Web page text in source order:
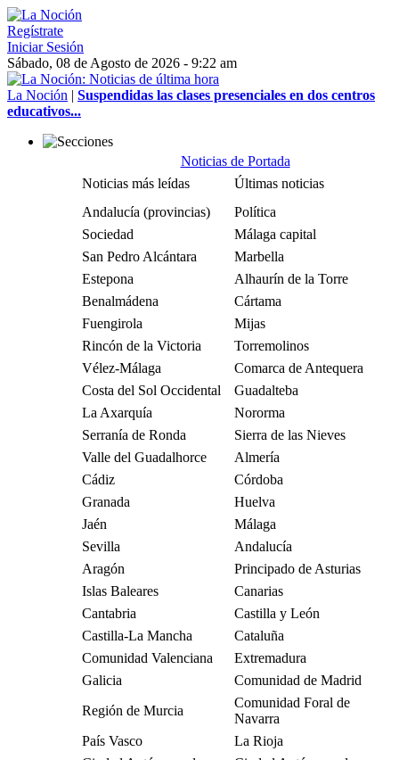
Regístrate
Iniciar Sesión
Sábado, 08 de Agosto de 2026 - 9:22 am
La Noción | Suspendidas las clases presenciales en dos centros
educativos...
Noticias de Portada
Noticias más leídas
Últimas noticias
Andalucía (provincias)
Política
Sociedad
Málaga capital
San Pedro Alcántara
Marbella
Estepona
Alhaurín de la Torre
Benalmádena
Cártama
Fuengirola
Mijas
Rincón de la Victoria
Torremolinos
Vélez-Málaga
Comarca de Antequera
Costa del Sol Occidental
Guadalteba
La Axarquía
Nororma
Serranía de Ronda
Sierra de las Nieves
Valle del Guadalhorce
Almería
Cádiz
Córdoba
Granada
Huelva
Jaén
Málaga
Sevilla
Andalucía
Aragón
Principado de Asturias
Islas Baleares
Canarias
Cantabria
Castilla y León
Castilla-La Mancha
Cataluña
Comunidad Valenciana
Extremadura
Galicia
Comunidad de Madrid
Región de Murcia
Comunidad Foral de
Navarra
País Vasco
La Rioja